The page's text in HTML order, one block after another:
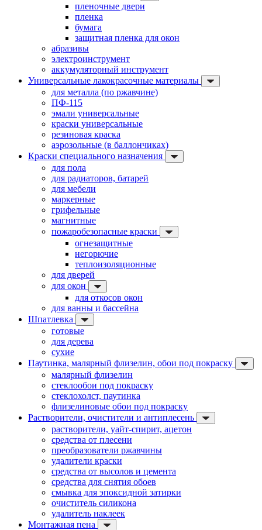
пленочные двери
пленка
бумага
защитная пленка для окон
абразивы
электроинструмент
аккумуляторный инструмент
Универсальные лакокрасочные материалы
для металла (по ржавчине)
ПФ-115
эмали универсальные
краски универсальные
резиновая краска
аэрозольные (в баллончиках)
Краски специального назначения
для пола
для радиаторов, батарей
для мебели
маркерные
грифельные
магнитные
пожаробезопасные краски
огнезащитные
негорючие
теплоизоляционные
для дверей
для окон
для откосов окон
для ванны и бассейна
Шпатлевка
готовые
для дерева
сухие
Паутинка, малярный флизелин, обои под покраску
малярный флизелин
стеклообои под покраску
стеклохолст, паутинка
флизелиновые обои под покраску
Растворители, очистители и антиплесень
растворители, уайт-спирит, ацетон
средства от плесени
преобразователи ржавчины
удалители краски
средства от высолов и цемента
средства для снятия обоев
смывка для эпоксидной затирки
очиститель силикона
удалитель наклеек
Монтажная пена